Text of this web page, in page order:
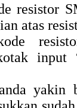
resistor
atas
input
yakin